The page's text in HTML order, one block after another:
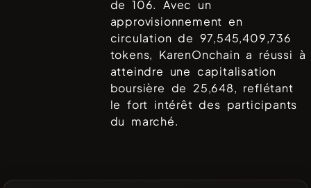
de106. Avec un
approvisionnement en
circulation de 97,545,409,736
tokens, KarenOnchain a réussi à
atteindre une capitalisation
boursière de 25,648, reflétant
le fort intérêt des participants
du marché.